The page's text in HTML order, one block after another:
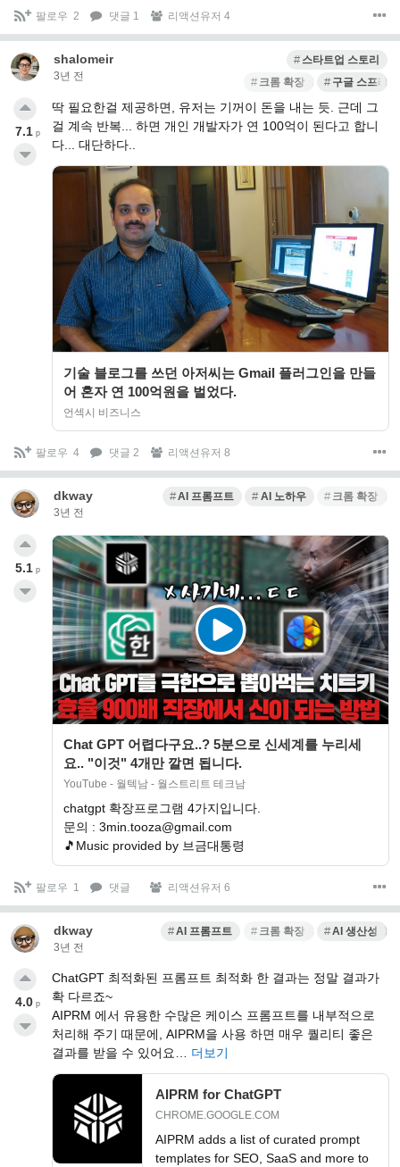
팔로우 2 댓글 1 리액션유저 4
shalomeir
3년 전
스타트업 스토리
크롬 확장 프로그램구글 스프레
딱 필요한걸 제공하면, 유저는 기꺼이 돈을 내는 듯. 근데 그
걸 계속 반복... 하면 개인 개발자가 연 100억이 된다고 합니
다... 대단하다..
기술 블로그를 쓰던 아저씨는 Gmail 플러그인을 만들
어 혼자 연 100억원을 벌었다.
언섹시 비즈니스
7.1 p
팔로우 4 댓글 2 리액션유저 8
dkway
3년 전
AI 프롬프트 AI 노하우 크롬 확장 프
Chat GPT 어렵다구요..? 5분으로 신세계를 누리세
요.. "이것" 4개만 깔면 됩니다.
YouTube - 월텍남 - 월스트리트 테크남
chatgpt 확장프로그램 4가지입니다.
문의 : 3min.tooza@gmail.com
🎵Music provided by 브금대통령
5.1 p
팔로우 1 댓글 리액션유저 6
dkway
3년 전
AI 프롬프트 크롬 확장 프로그램AI 생산성 활
ChatGPT 최적화된 프롬프트 최적화 한 결과는 정말 결과가
확 다르죠~
AIPRM 에서 유용한 수많은 케이스 프롬프트를 내부적으로
처리해 주기 때문에, AIPRM을 사용 하면 매우 퀄리티 좋은
결과를 받을 수 있어요… 더보기
AIPRM for ChatGPT
CHROME.GOOGLE.COM
AIPRM adds a list of curated prompt
templates for SEO, SaaS and more to
4.0 p